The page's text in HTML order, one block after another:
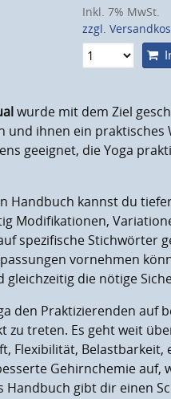
Inkl. 7% MwSt.
zzgl.
wurde mit dem Ziel
und ihnen ein praktisches
geeignet, die Yoga
n Handbuch kannst du t
Modifikationen,
spezifischeStichwörter
vornehmen
gleichzeitig die nötige
den Praktizierenden auf
zu treten. Es geht weit
Flexibilität, Belastbarkeit,
Gehirnchemie auf,
Handbuch gibt direinen